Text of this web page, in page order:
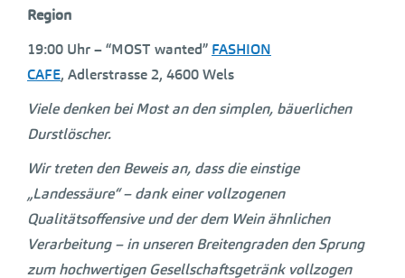
Region
19:00 Uhr – “MOST wanted” FASHION
CAFE, Adlerstrasse 2, 4600 Wels
Viele denken bei Most an den simplen, bäuerlichen
Durstlöscher.
Wir treten den Beweis an, dass die einstige
„Landessäure“ – dank einer vollzogenen
Qualitätsoffensive und der dem Wein ähnlichen
Verarbeitung – in unseren Breitengraden den Sprung
zum hochwertigen Gesellschaftsgetränk vollzogen